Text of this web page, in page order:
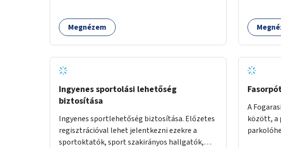
Megnézem
Ingyenes sportolási lehetőség
biztosítása
Ingyenes sportlehetőség biztosítása. Előzetes
regisztrációval lehet jelentkezni ezekre a
sportoktatók, sport szakirányos hallgatók,
fajok
A
között, a